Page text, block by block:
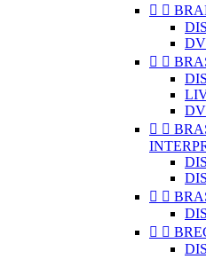
 
 
 
 
 